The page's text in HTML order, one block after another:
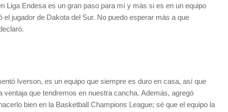
Liga Endesa es un gran paso para mí y más si es en un equipo
el jugador de Dakota del Sur. No puedo esperar más a que
Iverson, es un equipo que siempre es duro en casa, así que
que tendremos en nuestra cancha. Además, agregó
bien en la Basketball Champions League; sé que el equipo la